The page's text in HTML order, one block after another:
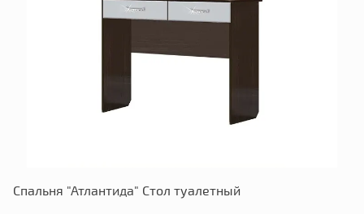
Спальня "Атлантида" Стол туалетный